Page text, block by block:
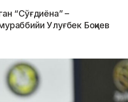
“Сўғдиёна” –
Улуғбек Боқиев